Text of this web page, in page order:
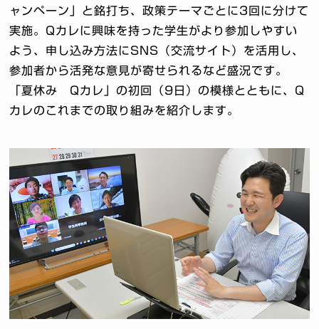
ャンペーン」と銘打ち、政策テーマごとに3回に分けて
実施。Qカレに興味を持った学生がより参加しやすい
よう、申し込み方法にSNS（交流サイト）を活用し、
参加者から活発な意見が寄せられるなど盛況です。
「夏休み Qカレ」の初回（9日）の模様とともに、Q
カレのこれまでの取り組みを紹介します。